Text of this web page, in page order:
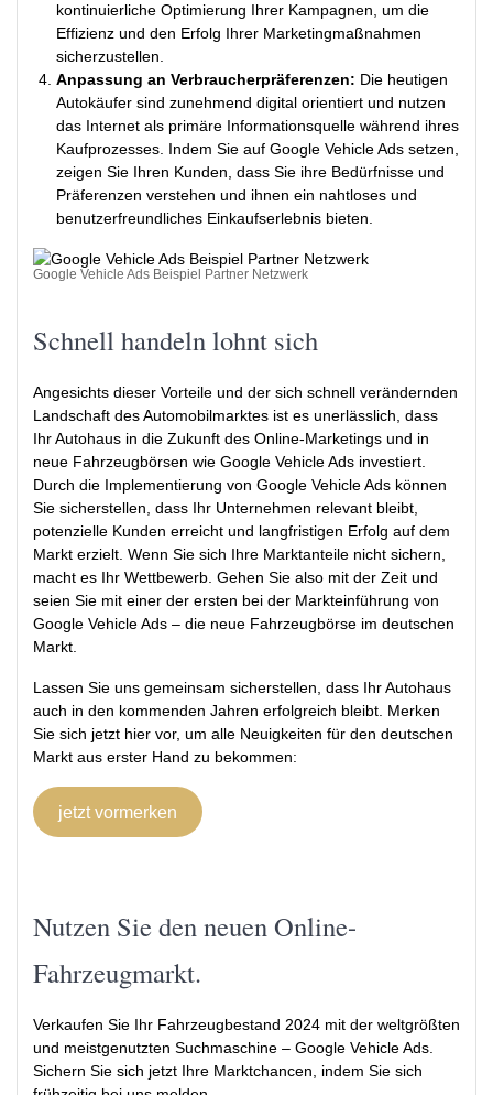
kontinuierliche Optimierung Ihrer Kampagnen, um die
Effizienz und den Erfolg Ihrer Marketingmaßnahmen
sicherzustellen.
Anpassung an Verbraucherpräferenzen: Die heutigen
Autokäufer sind zunehmend digital orientiert und nutzen
das Internet als primäre Informationsquelle während ihres
Kaufprozesses. Indem Sie auf Google Vehicle Ads setzen,
zeigen Sie Ihren Kunden, dass Sie ihre Bedürfnisse und
Präferenzen verstehen und ihnen ein nahtloses und
benutzerfreundliches Einkaufserlebnis bieten.
Google Vehicle Ads Beispiel Partner Netzwerk
Schnell handeln lohnt sich
Angesichts dieser Vorteile und der sich schnell verändernden
Landschaft des Automobilmarktes ist es unerlässlich, dass
Ihr Autohaus in die Zukunft des Online-Marketings und in
neue Fahrzeugbörsen wie Google Vehicle Ads investiert.
Durch die Implementierung von Google Vehicle Ads können
Sie sicherstellen, dass Ihr Unternehmen relevant bleibt,
potenzielle Kunden erreicht und langfristigen Erfolg auf dem
Markt erzielt. Wenn Sie sich Ihre Marktanteile nicht sichern,
macht es Ihr Wettbewerb. Gehen Sie also mit der Zeit und
seien Sie mit einer der ersten bei der Markteinführung von
Google Vehicle Ads – die neue Fahrzeugbörse im deutschen
Markt.
Lassen Sie uns gemeinsam sicherstellen, dass Ihr Autohaus
auch in den kommenden Jahren erfolgreich bleibt. Merken
Sie sich jetzt hier vor, um alle Neuigkeiten für den deutschen
Markt aus erster Hand zu bekommen:
jetzt vormerken
Nutzen Sie den neuen Online-
Fahrzeugmarkt.
Verkaufen Sie Ihr Fahrzeugbestand 2024 mit der weltgrößten
und meistgenutzten Suchmaschine – Google Vehicle Ads.
Sichern Sie sich jetzt Ihre Marktchancen, indem Sie sich